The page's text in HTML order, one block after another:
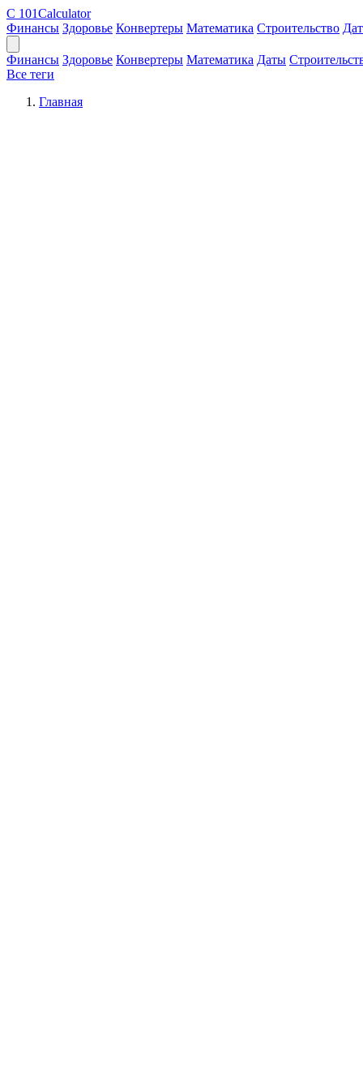
C 101Calculator
Финансы Здоровье Конвертеры Математика Строительство
Финансы Здоровье Конвертеры Математика Даты
Все теги
Главная